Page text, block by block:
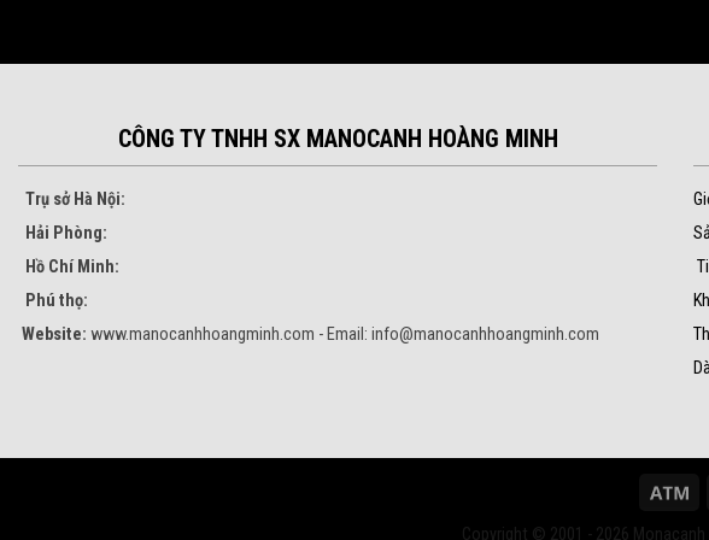
CÔNG TY TNHH SX MANOCANH HOÀNG MINH
Trụ sở Hà Nội:
Hải Phòng:
Hồ Chí Minh:
Phú thọ:
Website: www.manocanhhoangminh.com - Email: info@manocanhhoangminh.com
Copyright © 2001 - 2026 Monacanh